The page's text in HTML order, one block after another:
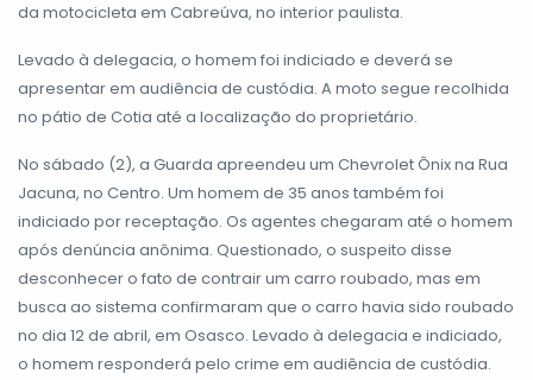
da motocicleta em Cabreúva, no interior paulista.
Levado à delegacia, o homem foi indiciado e deverá se
apresentar em audiência de custódia. A moto segue recolhida
no pátio de Cotia até a localização do proprietário.
No sábado (2), a Guarda apreendeu um Chevrolet Ônix na Rua
Jacuna, no Centro. Um homem de 35 anos também foi
indiciado por receptação. Os agentes chegaram até o homem
após denúncia anônima. Questionado, o suspeito disse
desconhecer o fato de contrair um carro roubado, mas em
busca ao sistema confirmaram que o carro havia sido roubado
no dia 12 de abril, em Osasco. Levado à delegacia e indiciado,
o homem responderá pelo crime em audiência de custódia.